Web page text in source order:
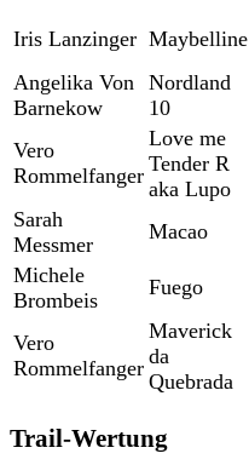
Iris Lanzinger Maybelline
Angelika Von
Barnekow
Nordland
10
Vero
Rommelfanger
Love me
Tender R
aka Lupo
Sarah
Messmer
Macao
Michele
Brombeis
Fuego
Vero
Rommelfanger
Maverick
da
Quebrada
Trail-Wertung